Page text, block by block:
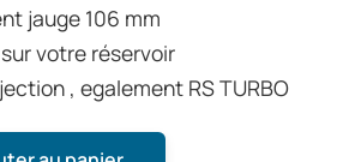
jauge 106 mm
votre réservoir
, egalement RS TURBO